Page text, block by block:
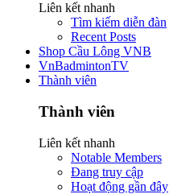
Liên kết nhanh
Tìm kiếm diễn đàn
Recent Posts
Shop Cầu Lông VNB
VnBadmintonTV
Thành viên
Thành viên
Liên kết nhanh
Notable Members
Đang truy cập
Hoạt động gần đây